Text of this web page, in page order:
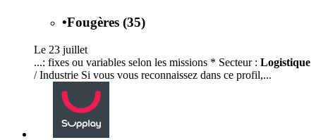
•Fougères (35)
Le 23 juillet
...: fixes ou variables selon les missions * Secteur : Logistique
/ Industrie Si vous vous reconnaissez dans ce profil,...